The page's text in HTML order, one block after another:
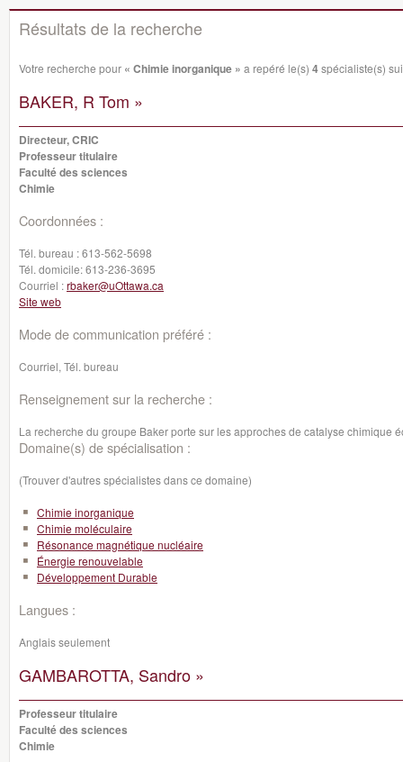
Résultats de la recherche
Votre recherche pour « Chimie inorganique » a repéré le(s) 4spécialiste(s)
BAKER, R Tom »
Directeur, CRIC
Professeur titulaire
Faculté des sciences
Chimie
Coordonnées :
Tél. bureau :613-562-5698
Tél. domicile:613-236-3695
Courriel :rbaker@uOttawa.ca
Site web
Mode de communication préféré :
Courriel, Tél. bureau
Renseignement sur la recherche :
La recherche du groupe Baker porte sur les approches de catalyse chimique
Domaine(s) de spécialisation :
(Trouver d'autres spécialistes dans ce domaine)
Chimie inorganique
Chimie moléculaire
Résonance magnétique nucléaire
Énergie renouvelable
Développement Durable
Langues :
Anglais seulement
GAMBAROTTA, Sandro »
Professeur titulaire
Faculté des sciences
Chimie